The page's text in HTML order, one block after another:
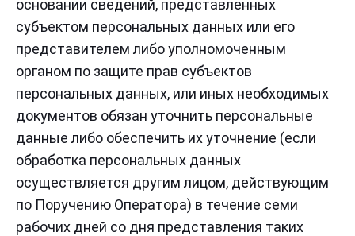
основании сведений, представленных
субъектом персональных данных или его
представителем либо уполномоченным
органом по защите прав субъектов
персональных данных, или иных необходимых
документов обязан уточнить персональные
данные либо обеспечить их уточнение (если
обработка персональных данных
осуществляется другим лицом, действующим
по Поручению Оператора) в течение семи
рабочих дней со дня представления таких